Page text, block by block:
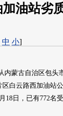
油站劣
中 小]
蒙古自治区包头
白云路西加油站
18日，已有772名